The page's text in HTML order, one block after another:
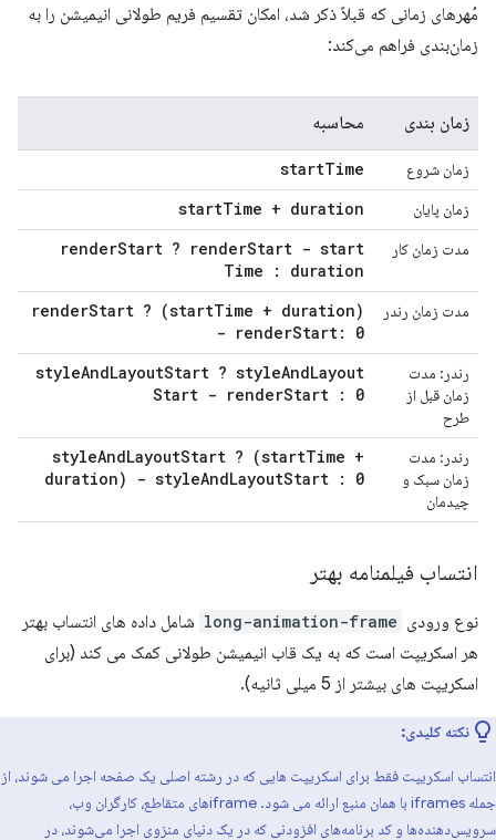
مُهرهای زمانی که قبلاً ذکر شد، امکان تقسیم فریم طولانی انیمیشن را به
زمان‌بندی فراهم می‌کند:
زمان بندی محاسبه
زمان شروع startTime
زمان پایان startTime + duration
مدت زمان کار renderStart ? renderStart - start
Time : duration
مدت زمان رندر renderStart ? (startTime + duration)
- renderStart: 0
رندر: مدت
زمان قبل از
طرح
styleAndLayoutStart ? styleAndLayout
Start - renderStart : 0
رندر: مدت
زمان سبک و
چیدمان
styleAndLayoutStart ? (startTime +
duration) - styleAndLayoutStart : 0
انتساب فیلمنامه بهتر
نوع ورودی long-animation-frame شامل داده های انتساب بهتر
هر اسکریپت است که به یک قاب انیمیشن طولانی کمک می کند (برای
اسکریپت های بیشتر از 5 میلی ثانیه).
نکته کلیدی:
انتساب اسکریپت فقط برای اسکریپت هایی که در رشته اصلی یک صفحه اجرا می شوند، از
جمله iframes با همان منبع ارائه می شود. iframe‌های متقاطع، کارگران وب،
سرویس‌دهنده‌ها و کد برنامه‌های افزودنی که در یک دنیای منزوی اجرا می‌شوند، در